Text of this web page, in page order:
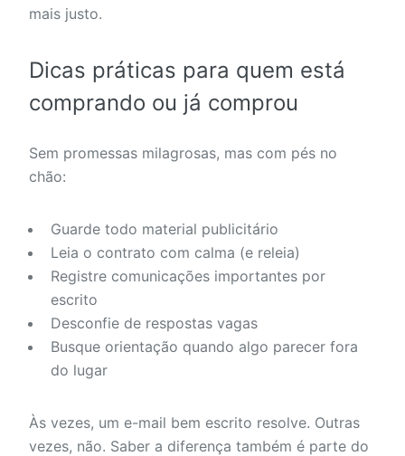
mais justo.
Dicas práticas para quem está
comprando ou já comprou
Sem promessas milagrosas, mas com pés no
chão:
Guarde todo material publicitário
Leia o contrato com calma (e releia)
Registre comunicações importantes por
escrito
Desconfie de respostas vagas
Busque orientação quando algo parecer fora
do lugar
Às vezes, um e-mail bem escrito resolve. Outras
vezes, não. Saber a diferença também é parte do